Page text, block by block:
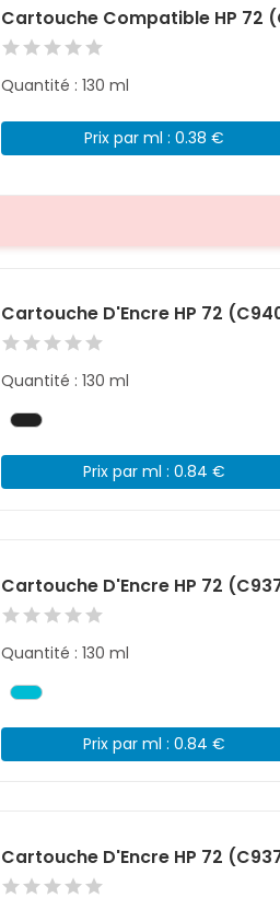
Cartouche Compatible HP 72
Quantité : 130 ml
Prix par ml : 0.38 €
Cartouche D'Encre HP 72
Quantité : 130 ml
Prix par ml : 0.84 €
Cartouche D'Encre HP 72
Quantité : 130 ml
Prix par ml : 0.84 €
Cartouche D'Encre HP 72